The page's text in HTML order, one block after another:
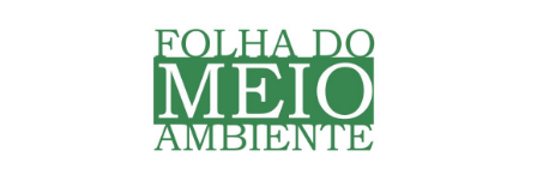
Folha do Meio Ambiente